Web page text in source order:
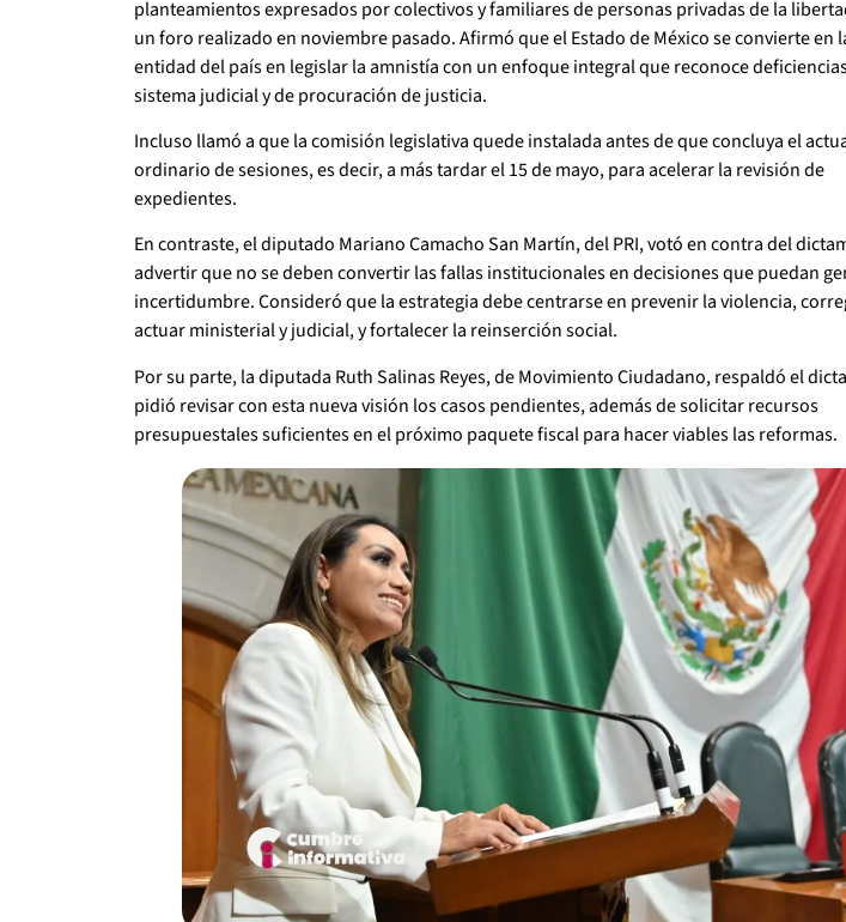
planteamientos expresados por colectivos y familiares de personas privadas de la
un foro realizado en noviembre pasado. Afirmó que el Estado de México se convierte en
entidad del país en legislar la amnistía con un enfoque integral que reconoce
sistema judicial y de procuración de justicia.
Incluso llamó a que la comisión legislativa quede instalada antes de que concluya el
ordinario de sesiones, es decir, a más tardar el 15 de mayo, para acelerar la revisión de
expedientes.
En contraste, el diputado Mariano Camacho San Martín, del PRI, votó en contra del
advertir que no se deben convertir las fallas institucionales en decisiones que puedan
incertidumbre. Consideró que la estrategia debe centrarse en prevenir la violencia,
actuar ministerial y judicial, y fortalecer la reinserción social.
Por su parte, la diputada Ruth Salinas Reyes, de Movimiento Ciudadano, respaldó el
pidió revisar con esta nueva visión los casos pendientes, además de solicitar recursos
presupuestales suficientes en el próximo paquete fiscal para hacer viables las reformas.